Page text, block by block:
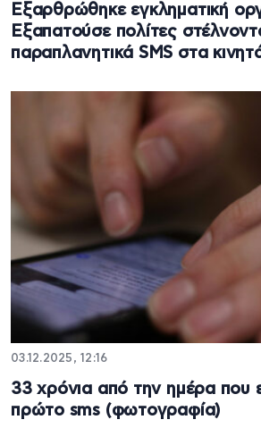
Εξαρθρώθηκε εγκληματική
Εξαπατούσε πολίτες
παραπλανητικά SMS στα
03.12.2025, 12:16
33 χρόνια από την ημέρα που
πρώτο sms (φωτογραφία)